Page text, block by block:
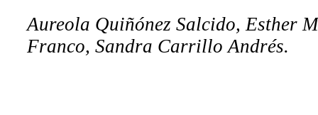
Aureola Quiñónez Salcido, Esther
Franco, Sandra Carrillo Andrés.